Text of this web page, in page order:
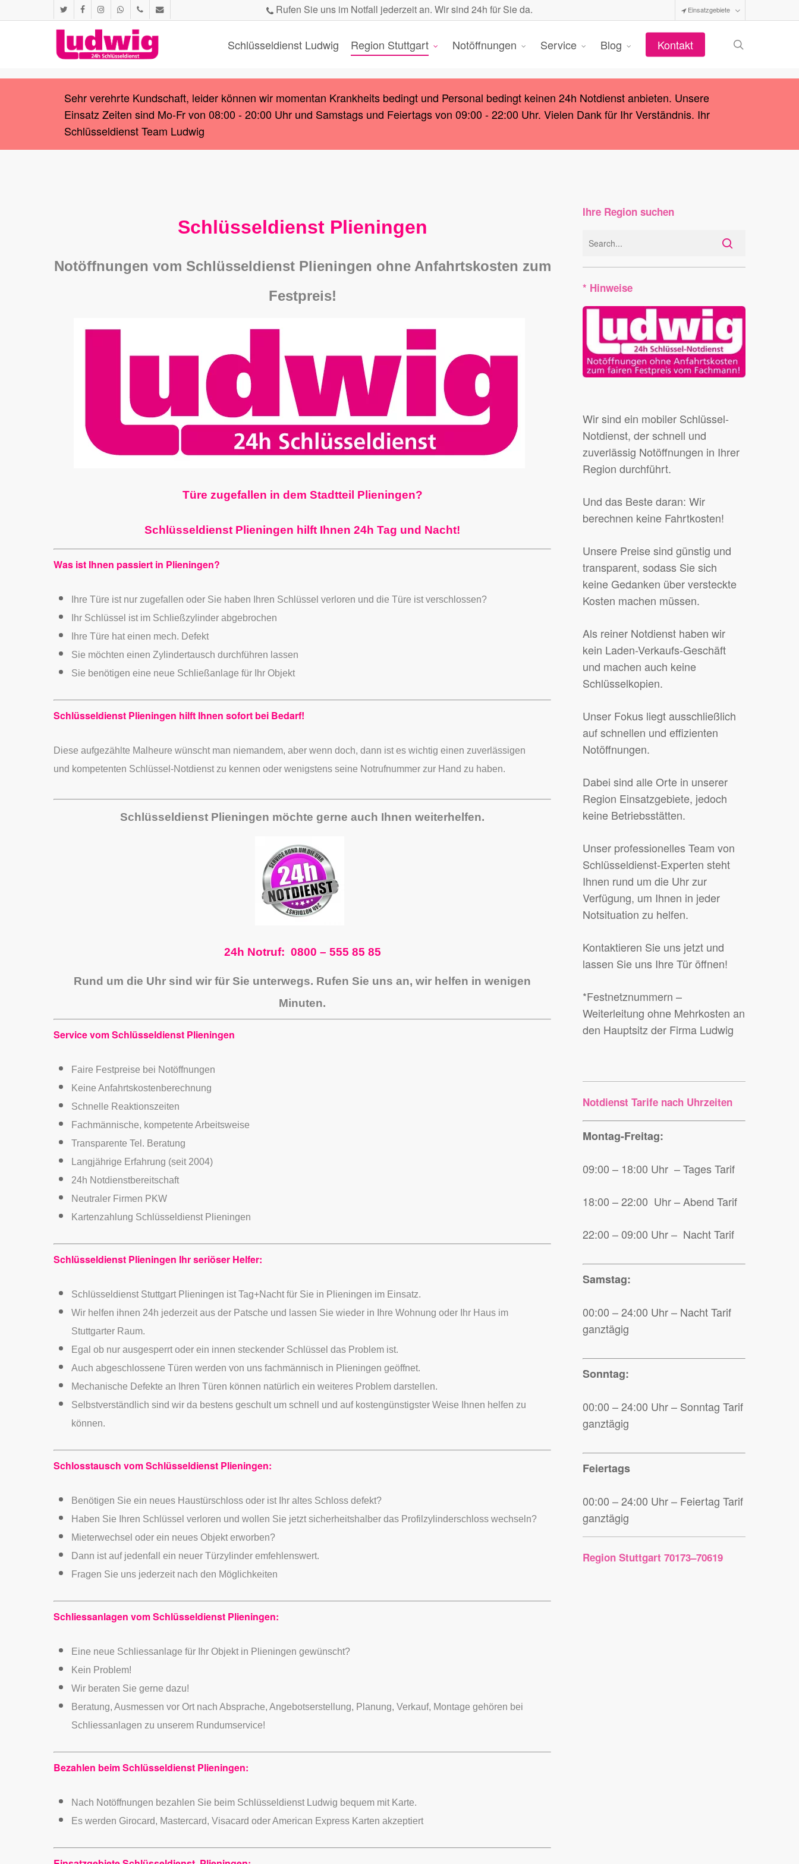
to
twitter facebookinstagramwhatsappphone email Rufen Sie uns im Notfall jederzeit an. Wir sind 24h für Sie da. Einsatzgebiete
Schlüsseldienst Ludwig Region Stuttgart Notöffnungen Service Blog Kontakt
Sehr verehrte Kundschaft, leider können wir momentan Krankheits bedingt und Personal bedingt keinen 24h Notdienst anbieten. Unsere
Einsatz Zeiten sind Mo-Fr von 08:00 - 20:00 Uhr und Samstags und Feiertags von 09:00 - 22:00 Uhr. Vielen Dank für Ihr Verständnis. Ihr
Schlüsseldienst Team Ludwig
Schlüsseldienst Plieningen
Notöffnungen vom Schlüsseldienst Plieningen ohne Anfahrtskosten zum
Festpreis!
Türe zugefallen in dem Stadtteil Plieningen?
Schlüsseldienst Plieningen hilft Ihnen 24h Tag und Nacht!
Was ist Ihnen passiert in Plieningen?
Ihre Türe ist nur zugefallen oder Sie haben Ihren Schlüssel verloren und die Türe ist verschlossen?
Ihr Schlüssel ist im Schließzylinder abgebrochen
Ihre Türe hat einen mech. Defekt
Sie möchten einen Zylindertausch durchführen lassen
Sie benötigen eine neue Schließanlage für Ihr Objekt
Schlüsseldienst Plieningen hilft Ihnen sofort bei Bedarf!
Diese aufgezählte Malheure wünscht man niemandem, aber wenn doch, dann ist es wichtig einen zuverlässigen
und kompetenten Schlüssel-Notdienst zu kennen oder wenigstens seine Notrufnummer zur Hand zu haben.
Schlüsseldienst Plieningen möchte gerne auch Ihnen weiterhelfen.
24h Notruf: 0800 – 555 85 85
Rund um die Uhr sind wir für Sie unterwegs. Rufen Sie uns an, wir helfen in wenigen
Minuten.
Service vom Schlüsseldienst Plieningen
Faire Festpreise bei Notöffnungen
Keine Anfahrtskostenberechnung
Schnelle Reaktionszeiten
Fachmännische, kompetente Arbeitsweise
Transparente Tel. Beratung
Langjährige Erfahrung (seit 2004)
24h Notdienstbereitschaft
Neutraler Firmen PKW
Kartenzahlung Schlüsseldienst Plieningen
Schlüsseldienst Plieningen Ihr seriöser Helfer:
Schlüsseldienst Stuttgart Plieningen ist Tag+Nacht für Sie in Plieningen im Einsatz.
Wir helfen ihnen 24h jederzeit aus der Patsche und lassen Sie wieder in Ihre Wohnung oder Ihr Haus im
Stuttgarter Raum.
Egal ob nur ausgesperrt oder ein innen steckender Schlüssel das Problem ist.
Auch abgeschlossene Türen werden von uns fachmännisch in Plieningen geöffnet.
Mechanische Defekte an Ihren Türen können natürlich ein weiteres Problem darstellen.
Selbstverständlich sind wir da bestens geschult um schnell und auf kostengünstigster Weise Ihnen helfen zu
können.
Schlosstausch vom Schlüsseldienst Plieningen:
Benötigen Sie ein neues Haustürschloss oder ist Ihr altes Schloss defekt?
Haben Sie Ihren Schlüssel verloren und wollen Sie jetzt sicherheitshalber das Profilzylinderschloss wechseln?
Mieterwechsel oder ein neues Objekt erworben?
Dann ist auf jedenfall ein neuer Türzylinder emfehlenswert.
Fragen Sie uns jederzeit nach den Möglichkeiten
Schliessanlagen vom Schlüsseldienst Plieningen:
Eine neue Schliessanlage für Ihr Objekt in Plieningen gewünscht?
Kein Problem!
Wir beraten Sie gerne dazu!
Beratung, Ausmessen vor Ort nach Absprache, Angebotserstellung, Planung, Verkauf, Montage gehören bei
Schliessanlagen zu unserem Rundumservice!
Bezahlen beim Schlüsseldienst Plieningen:
Nach Notöffnungen bezahlen Sie beim Schlüsseldienst Ludwig bequem mit Karte.
Es werden Girocard, Mastercard, Visacard oder American Express Karten akzeptiert
Ihre Region suchen
* Hinweise
Wir sind ein mobiler Schlüssel-
Notdienst, der schnell und
zuverlässig Notöffnungen in Ihrer
Region durchführt.
Und das Beste daran: Wir
berechnen keine Fahrtkosten!
Unsere Preise sind günstig und
transparent, sodass Sie sich
keine Gedanken über versteckte
Kosten machen müssen.
Als reiner Notdienst haben wir
kein Laden-Verkaufs-Geschäft
und machen auch keine
Schlüsselkopien.
Unser Fokus liegt ausschließlich
auf schnellen und effizienten
Notöffnungen.
Dabei sind alle Orte in unserer
Region Einsatzgebiete, jedoch
keine Betriebsstätten.
Unser professionelles Team von
Schlüsseldienst-Experten steht
Ihnen rund um die Uhr zur
Verfügung, um Ihnen in jeder
Notsituation zu helfen.
Kontaktieren Sie uns jetzt und
lassen Sie uns Ihre Tür öffnen!
*Festnetznummern –
Weiterleitung ohne Mehrkosten an
den Hauptsitz der Firma Ludwig
Notdienst Tarife nach Uhrzeiten
Montag-Freitag:
09:00 – 18:00 Uhr – Tages Tarif
18:00 – 22:00 Uhr – Abend Tarif
22:00 – 09:00 Uhr – Nacht Tarif
Samstag:
00:00 – 24:00 Uhr – Nacht Tarif
ganztägig
Sonntag:
00:00 – 24:00 Uhr – Sonntag Tarif
ganztägig
Feiertags
00:00 – 24:00 Uhr – Feiertag Tarif
ganztägig
Region Stuttgart 70173–70619